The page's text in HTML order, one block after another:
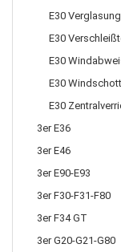
E30 Verglasung
E30
E30
E30
E30
3er E36
3er E46
3er E90-E93
3er F30-F31-F80
3er F34 GT
3er G20-G21-G80